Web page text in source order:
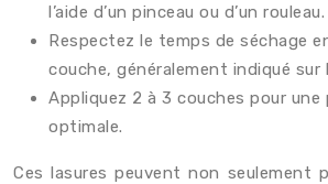
l’aide d’un pinceau ou d’un rouleau.
Respectez le temps de séchage
couche, généralement indiqué sur
Appliquez 2 à 3 couches pour
optimale.
Ces lasures peuvent non seulement